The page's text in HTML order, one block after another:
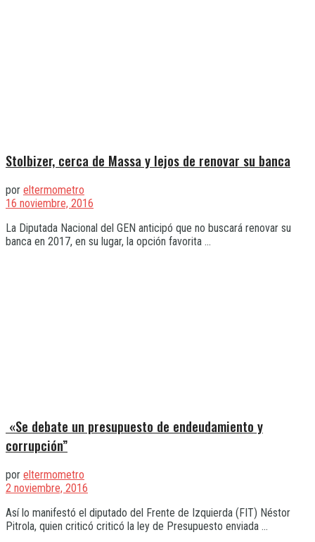
Stolbizer, cerca de Massa y lejos de renovar su banca
por eltermometro
16 noviembre, 2016
La Diputada Nacional del GEN anticipó que no buscará renovar su
banca en 2017, en su lugar, la opción favorita ...
«Se debate un presupuesto de endeudamiento y
corrupción”
por eltermometro
2 noviembre, 2016
Así lo manifestó el diputado del Frente de Izquierda (FIT) Néstor
Pitrola, quien criticó criticó la ley de Presupuesto enviada ...